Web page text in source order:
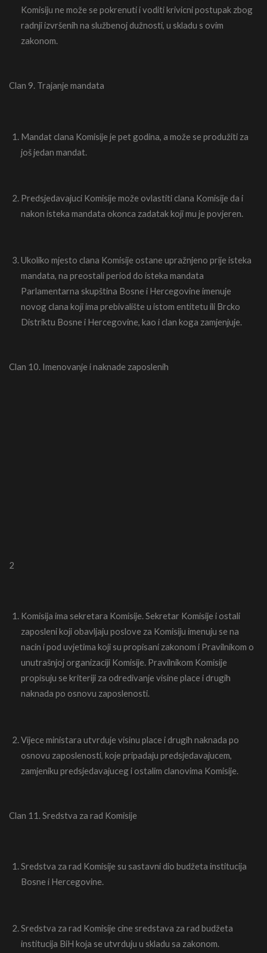
Komisiju ne može se pokrenuti i voditi krivicni postupak zbog
radnji izvršenih na službenoj dužnosti, u skladu s ovim
zakonom.
Clan 9. Trajanje mandata
Mandat clana Komisije je pet godina, a može se produžiti za
još jedan mandat.
Predsjedavajuci Komisije može ovlastiti clana Komisije da i
nakon isteka mandata okonca zadatak koji mu je povjeren.
Ukoliko mjesto clana Komisije ostane upražnjeno prije isteka
mandata, na preostali period do isteka mandata
Parlamentarna skupština Bosne i Hercegovine imenuje
novog clana koji ima prebivalište u istom entitetu ili Brcko
Distriktu Bosne i Hercegovine, kao i clan koga zamjenjuje.
Clan 10. Imenovanje i naknade zaposlenih
2
Komisija ima sekretara Komisije. Sekretar Komisije i ostali
zaposleni koji obavljaju poslove za Komisiju imenuju se na
nacin i pod uvjetima koji su propisani zakonom i Pravilnikom o
unutrašnjoj organizaciji Komisije. Pravilnikom Komisije
propisuju se kriteriji za odredivanje visine place i drugih
naknada po osnovu zaposlenosti.
Vijece ministara utvrduje visinu place i drugih naknada po
osnovu zaposlenosti, koje pripadaju predsjedavajucem,
zamjeniku predsjedavajuceg i ostalim clanovima Komisije.
Clan 11. Sredstva za rad Komisije
Sredstva za rad Komisije su sastavni dio budžeta institucija
Bosne i Hercegovine.
Sredstva za rad Komisije cine sredstava za rad budžeta
institucija BiH koja se utvrduju u skladu sa zakonom.